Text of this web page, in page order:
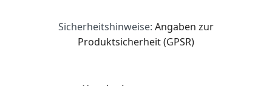
Sicherheitshinweise: Angaben zur
Produktsicherheit (GPSR)